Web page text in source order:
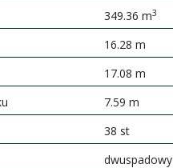
349.36 m3
16.28 m
17.08 m
7.59 m
38 st
dwuspadowy